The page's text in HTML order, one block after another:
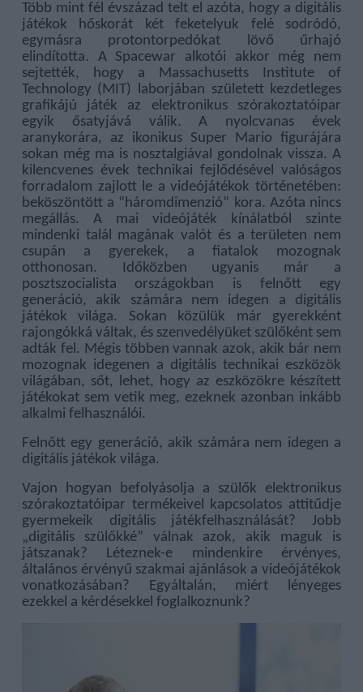
Több mint fél évszázad telt el azóta, hogy a digitális
játékok hőskorát két feketelyuk felé sodródó,
egymásra protontorpedókat lövő űrhajó
elindította. A Spacewar alkotói akkor még nem
sejtették, hogy a Massachusetts Institute of
Technology (MIT) laborjában született kezdetleges
grafikájú játék az elektronikus szórakoztatóipar
egyik ősatyjává válik. A nyolcvanas évek
aranykorára, az ikonikus Super Mario figurájára
sokan még ma is nosztalgiával gondolnak vissza. A
kilencvenes évek technikai fejlődésével valóságos
forradalom zajlott le a videójátékok történetében:
beköszöntött a “háromdimenzió” kora. Azóta nincs
megállás. A mai videójáték kínálatból szinte
mindenki talál magának valót és a területen nem
csupán a gyerekek, a fiatalok mozognak
otthonosan. Időközben ugyanis már a
posztszocialista országokban is felnőtt egy
generáció, akik számára nem idegen a digitális
játékok világa. Sokan közülük már gyerekként
rajongókká váltak, és szenvedélyüket szülőként sem
adták fel. Mégis többen vannak azok, akik bár nem
mozognak idegenen a digitális technikai eszközök
világában, sőt, lehet, hogy az eszközökre készített
játékokat sem vetik meg, ezeknek azonban inkább
alkalmi felhasználói.
Felnőtt egy generáció, akik számára nem idegen a
digitális játékok világa.
Vajon hogyan befolyásolja a szülők elektronikus
szórakoztatóipar termékeivel kapcsolatos attitűdje
gyermekeik digitális játékfelhasználását? Jobb
„digitális szülőkké” válnak azok, akik maguk is
játszanak? Léteznek-e mindenkire érvényes,
általános érvényű szakmai ajánlások a videójátékok
vonatkozásában? Egyáltalán, miért lényeges
ezekkel a kérdésekkel foglalkoznunk?